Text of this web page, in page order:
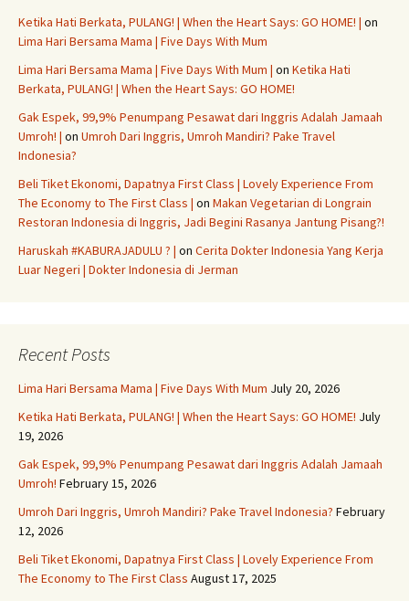
Ketika Hati Berkata, PULANG! | When the Heart Says: GO HOME! | on
Lima Hari Bersama Mama | Five Days With Mum
Lima Hari Bersama Mama | Five Days With Mum | on Ketika Hati
Berkata, PULANG! | When the Heart Says: GO HOME!
Gak Espek, 99,9% Penumpang Pesawat dari Inggris Adalah Jamaah
Umroh! | on Umroh Dari Inggris, Umroh Mandiri? Pake Travel
Indonesia?
Beli Tiket Ekonomi, Dapatnya First Class | Lovely Experience From
The Economy to The First Class | on Makan Vegetarian di Longrain
Restoran Indonesia di Inggris, Jadi Begini Rasanya Jantung Pisang?!
Haruskah #KABURAJADULU ? | on Cerita Dokter Indonesia Yang Kerja
Luar Negeri | Dokter Indonesia di Jerman
Recent Posts
Lima Hari Bersama Mama | Five Days With Mum July 20, 2026
Ketika Hati Berkata, PULANG! | When the Heart Says: GO HOME! July
19, 2026
Gak Espek, 99,9% Penumpang Pesawat dari Inggris Adalah Jamaah
Umroh! February 15, 2026
Umroh Dari Inggris, Umroh Mandiri? Pake Travel Indonesia? February
12, 2026
Beli Tiket Ekonomi, Dapatnya First Class | Lovely Experience From
The Economy to The First Class August 17, 2025